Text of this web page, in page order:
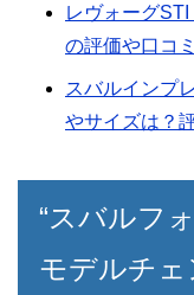
レヴォーグ
の評価や口コ
スバルインプ
やサイズは？
“スバルフ
モデルチェ